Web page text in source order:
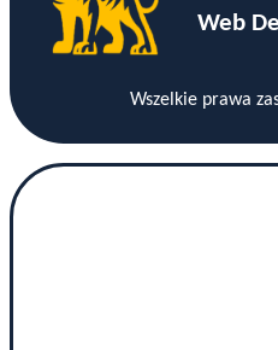
Web
Wszelkie prawa